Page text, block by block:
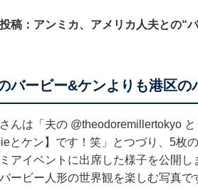
投稿：アンミカ、アメリカ人夫との“
バービー&ケンよりも港区の
んは「夫の @theodoremillertokyoと
とケン】です！笑」とつづり、5枚
アイベントに出席した様子を公開
ービー人形の世界観を楽しむ写真で